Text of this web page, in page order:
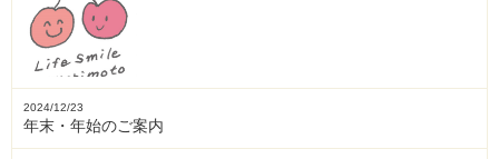
2024/12/23
年末・年始のご案内